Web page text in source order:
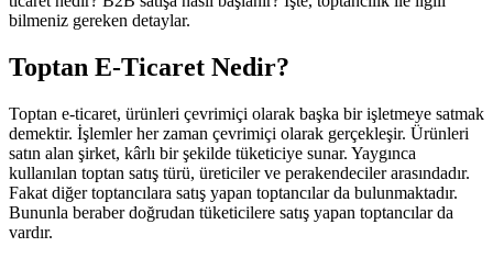
bilmeniz gereken detaylar.
Toptan E-Ticaret Nedir?
Toptan e-ticaret, ürünleri çevrimiçi olarak başka bir işletmeye satmak
demektir. İşlemler her zaman çevrimiçi olarak gerçekleşir. Ürünleri
satın alan şirket, kârlı bir şekilde tüketiciye sunar. Yaygınca
kullanılan toptan satış türü, üreticiler ve perakendeciler arasındadır.
Fakat diğer toptancılara satış yapan toptancılar da bulunmaktadır.
Bununla beraber doğrudan tüketicilere satış yapan toptancılar da
vardır.